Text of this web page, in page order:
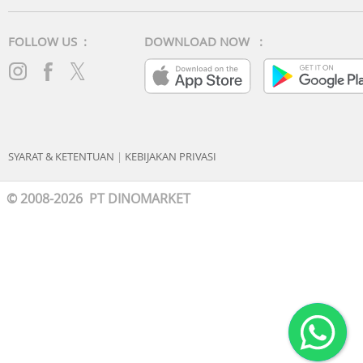
FOLLOW US : DOWNLOAD NOW :
SYARAT & KETENTUAN | KEBIJAKAN PRIVASI
© 2008-2026 PT DINOMARKET